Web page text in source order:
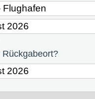
Rückgabeort?